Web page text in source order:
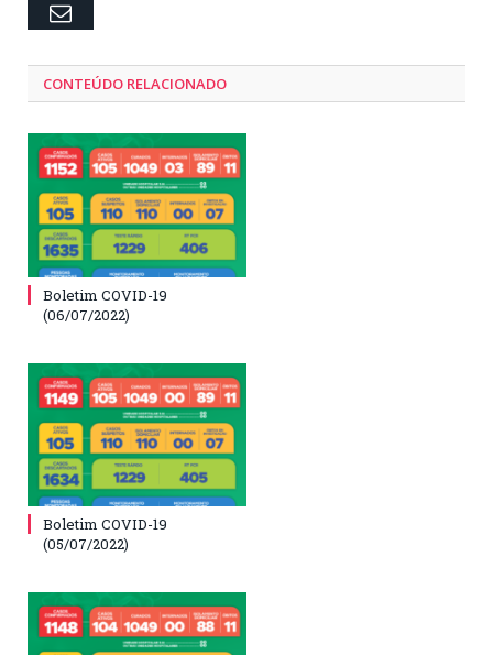
Email
CONTEÚDO RELACIONADO
Boletim COVID-19
(06/07/2022)
Boletim COVID-19
(05/07/2022)